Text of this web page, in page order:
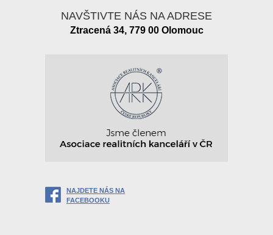
NAVŠTIVTE NÁS NA ADRESE
Ztracená 34, 779 00 Olomouc
NAJDETE NÁS NA
FACEBOOKU